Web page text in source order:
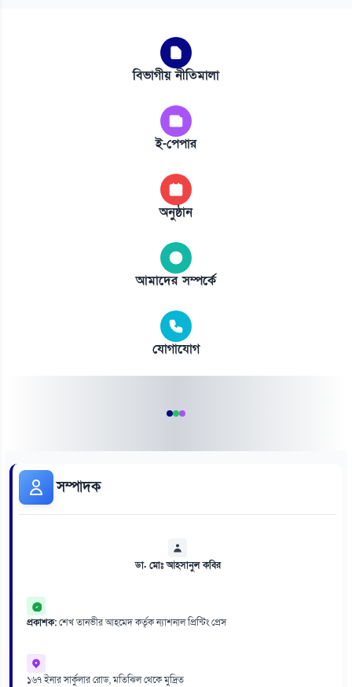
বিভাগীয় নীতিমালা
ই-পেপার
অনুষ্ঠান
আমাদের সম্পর্কে
যোগাযোগ
সম্পাদক
ডা. মোঃ আহসানুল কবির
প্রকাশক:শেখ তানভীর আহমেদ কর্তৃক ন্যাশনাল প্রিন্টিং প্রেস
১৬৭ ইনার সার্কুলার রোড, মতিঝিল থেকে মুদ্রিত